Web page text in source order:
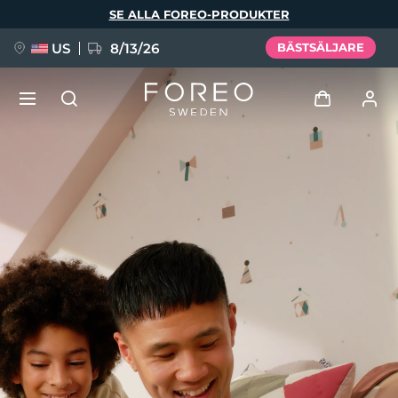
SE ALLA FOREO-PRODUKTER
US 8/13/26 BÄSTSÄLJARE
Användarprofil
Mina beställningar
Mina prenumerationer
NYHET
FAQ™ Pure Beauty-Tech Elixir
BREAKING NEWS
issa™ Teeth Whitening Set
Språk
English Deutsch
Español
Français
Italiano
Polski
Svenska
Русский
Türkçe
简体中文